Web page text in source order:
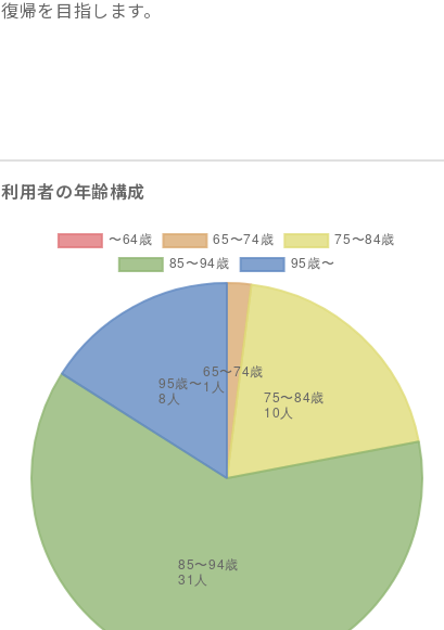
復帰を目指します。
利用者の年齢構成